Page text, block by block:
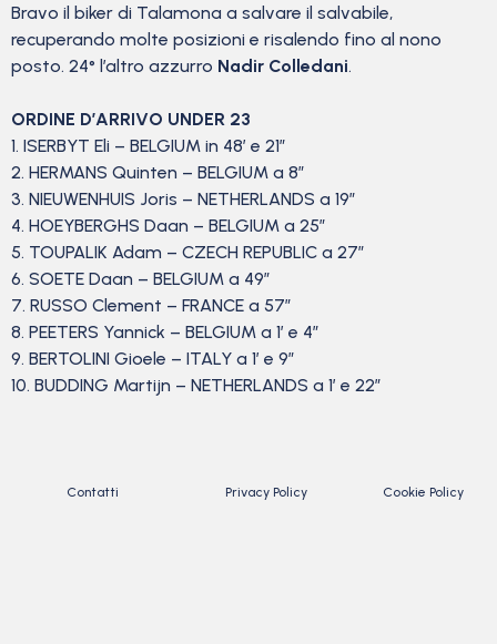
Bravo il biker di Talamona a salvare il salvabile,
recuperando molte posizioni e risalendo fino al nono
posto. 24° l’altro azzurro Nadir Colledani.
ORDINE D’ARRIVO UNDER 23
1. ISERBYT Eli – BELGIUM in 48′ e 21”
2. HERMANS Quinten – BELGIUM a 8”
3. NIEUWENHUIS Joris – NETHERLANDS a 19”
4. HOEYBERGHS Daan – BELGIUM a 25”
5. TOUPALIK Adam – CZECH REPUBLIC a 27”
6. SOETE Daan – BELGIUM a 49”
7. RUSSO Clement – FRANCE a 57”
8. PEETERS Yannick – BELGIUM a 1′ e 4”
9. BERTOLINI Gioele – ITALY a 1′ e 9”
10. BUDDING Martijn – NETHERLANDS a 1′ e 22”
Contatti Privacy Policy Cookie Policy